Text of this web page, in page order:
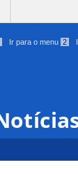
Ir para o menu 2